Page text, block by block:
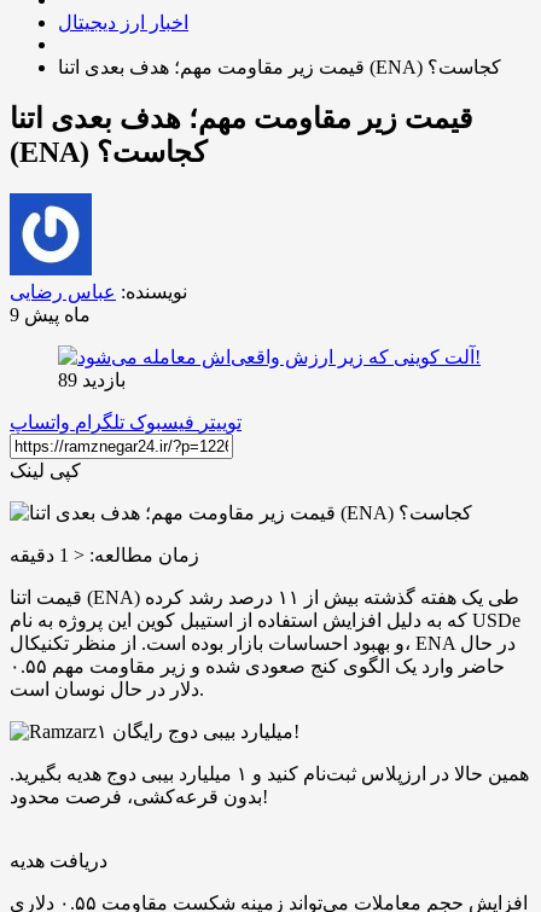
اخبار ارز دیجیتال
قیمت زیر مقاومت مهم؛ هدف بعدی اتنا (ENA) کجاست؟
قیمت زیر مقاومت مهم؛ هدف بعدی اتنا
(ENA) کجاست؟
نویسنده: عباس رضایی
9 ماه پیش
بازدید 89
توییتر فیسبوک تلگرام واتساپ
کپی لینک
زمان مطالعه: < 1 دقیقه
قیمت اتنا (ENA) طی یک هفته گذشته بیش از ۱۱ درصد رشد کرده
که به دلیل افزایش استفاده از استیبل ‌کوین این پروژه به نام USDe
و بهبود احساسات بازار بوده است. از منظر تکنیکال، ENA در حال
حاضر وارد یک الگوی کنج صعودی شده و زیر مقاومت مهم ۰.۵۵
دلار در حال نوسان است.
۱ میلیارد بیبی دوج رایگان!
همین حالا در ارزپلاس ثبت‌نام کنید و ۱ میلیارد بیبی دوج هدیه بگیرید.
بدون قرعه‌کشی، فرصت محدود!
دریافت هدیه
افزایش حجم معاملات می‌تواند زمینه شکست مقاومت ۰.۵۵ دلاری